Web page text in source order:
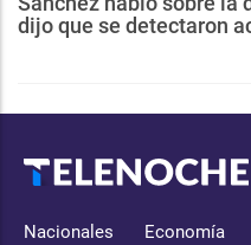
dijo que se detectaron
Nacionales Economía